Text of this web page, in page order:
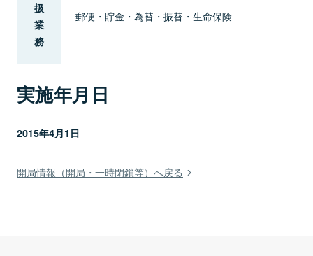
扱
業
務
郵便・貯金・為替・振替・生命保険
実施年月日
2015年4月1日
開局情報（開局・一時閉鎖等）へ戻る